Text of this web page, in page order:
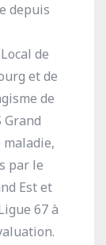
depuis
de
et de
de
Grand
maladie,
par le
Est et
67 à